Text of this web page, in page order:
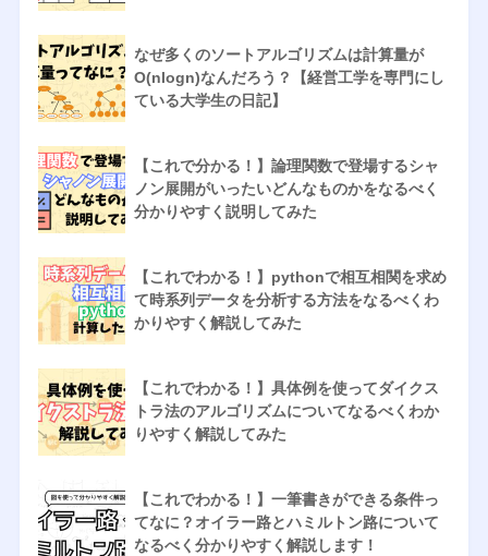
なぜ多くのソートアルゴリズムは計算量が
O(nlogn)なんだろう？【経営工学を専門にし
ている大学生の日記】
【これで分かる！】論理関数で登場するシャ
ノン展開がいったいどんなものかをなるべく
分かりやすく説明してみた
【これでわかる！】pythonで相互相関を求め
て時系列データを分析する方法をなるべくわ
かりやすく解説してみた
【これでわかる！】具体例を使ってダイクス
トラ法のアルゴリズムについてなるべくわか
りやすく解説してみた
【これでわかる！】一筆書きができる条件っ
てなに？オイラー路とハミルトン路について
なるべく分かりやすく解説します！